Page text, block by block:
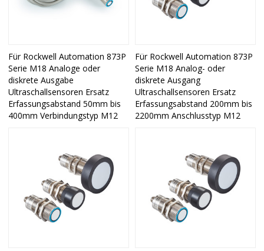
Für Rockwell Automation 873P
Serie M18 Analoge oder
diskrete Ausgabe
Ultraschallsensoren Ersatz
Erfassungsabstand 50mm bis
400mm Verbindungstyp M12
Für Rockwell Automation 873P
Serie M18 Analog- oder
diskrete Ausgang
Ultraschallsensoren Ersatz
Erfassungsabstand 200mm bis
2200mm Anschlusstyp M12